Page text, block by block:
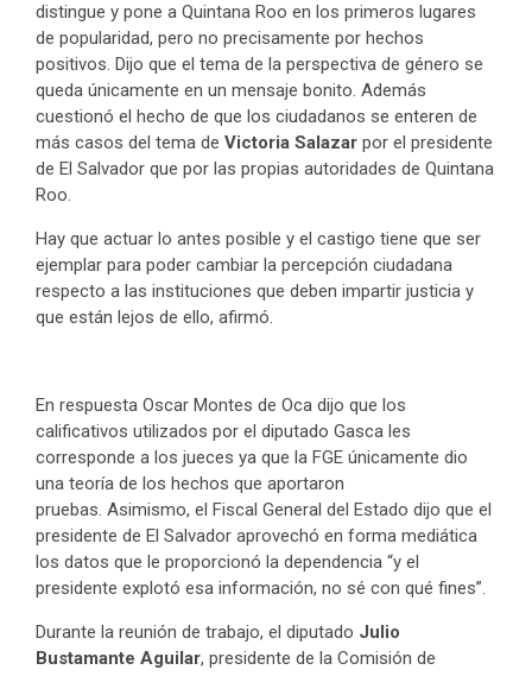
distingue y pone a Quintana Roo en los primeros lugares
de popularidad, pero no precisamente por hechos
positivos. Dijo que el tema de la perspectiva de género se
queda únicamente en un mensaje bonito. Además
cuestionó el hecho de que los ciudadanos se enteren de
más casos del tema de Victoria Salazar por el presidente
de El Salvador que por las propias autoridades de Quintana
Roo.
Hay que actuar lo antes posible y el castigo tiene que ser
ejemplar para poder cambiar la percepción ciudadana
respecto a las instituciones que deben impartir justicia y
que están lejos de ello, afirmó.
En respuesta Oscar Montes de Oca dijo que los
calificativos utilizados por el diputado Gasca les
corresponde a los jueces ya que la FGE únicamente dio
una teoría de los hechos que aportaron
pruebas. Asimismo, el Fiscal General del Estado dijo que el
presidente de El Salvador aprovechó en forma mediática
los datos que le proporcionó la dependencia “y el
presidente explotó esa información, no sé con qué fines”.
Durante la reunión de trabajo, el diputado Julio
Bustamante Aguilar, presidente de la Comisión de